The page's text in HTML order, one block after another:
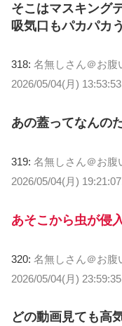
そこはマスキング
吸気口もパカパカ
318: 名無しさん＠お腹
2026/05/04(月)
あの蓋ってなんの
319: 名無しさん＠お腹
2026/05/04(月)
あそこから虫が侵
320: 名無しさん＠お腹
2026/05/04(月)
どの動画見ても高